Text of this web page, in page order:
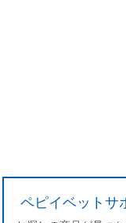
ペピイベットサ